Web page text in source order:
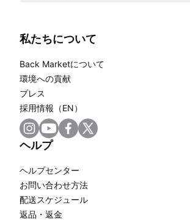
私たちについて
Back Marketについて
環境への貢献
プレス
採用情報（EN）
ヘルプ
ヘルプセンター
お問い合わせ方法
配送スケジュール
返品・返金